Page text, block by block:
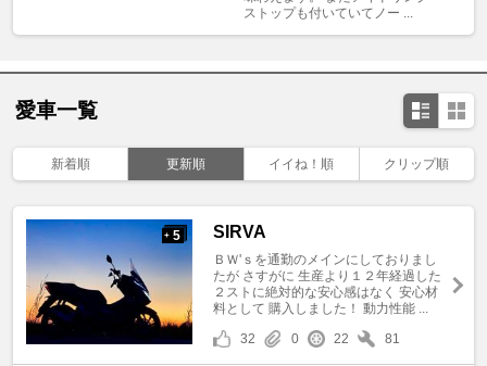
ストップも付いていてノー ...
愛車一覧
新着順 更新順 イイね！順 クリップ順
+ 5 SIRVA
ＢＷ'ｓを通勤のメインにしておりまし
たが さすがに 生産より１２年経過した
２ストに絶対的な安心感はなく 安心材
料として 購入しました！ 動力性能 ...
32
0 22 81